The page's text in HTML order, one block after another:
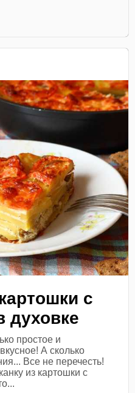
с
духовке
простое и
А сколько
Все не перечесть!
из картошки с